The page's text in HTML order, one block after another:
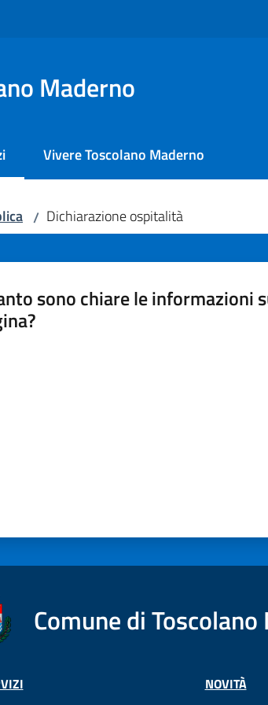
Maderno
Vivere Toscolano Maderno
/ Dichiarazione ospitalità
sono chiare le informazioni
Comune di
NOVITÀ